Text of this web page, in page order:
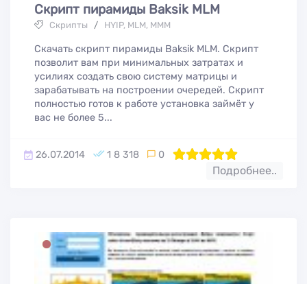
Скрипт пирамиды Baksik MLM
Скрипты / HYIP, MLM, МММ
Скачать скрипт пирамиды Baksik MLM. Скрипт
позволит вам при минимальных затратах и
усилиях создать свою систему матрицы и
зарабатывать на построении очередей. Скрипт
полностью готов к работе установка займёт у
вас не более 5...
26.07.2014 1 8 318 0 100
1 2 3 4 5
Подробнее..